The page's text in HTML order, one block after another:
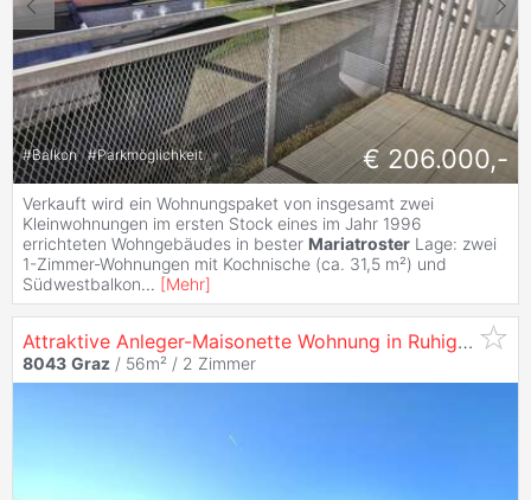
#Balkon #Parkmöglichkeit € 206.000,-
Verkauft wird ein Wohnungspaket von insgesamt zwei
Kleinwohnungen im ersten Stock eines im Jahr 1996
errichteten Wohngebäudes in bester Mariatroster Lage: zwei
1-Zimmer-Wohnungen mit Kochnische (ca. 31,5 m²) und
Südwestbalkon... [Mehr]
Attraktive Anleger-Maisonette Wohnung in Ruhiger Innenhoflage mit Langfristigem Ertrag -
8043 Graz / 56m² / 2 Zimmer